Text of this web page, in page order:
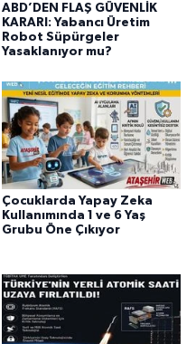
ABD’DEN FLAŞ GÜVENLİK
KARARI: Yabancı Üretim
Robot Süpürgeler
Yasaklanıyor mu?
Çocuklarda Yapay Zeka
Kullanımında 1 ve 6 Yaş
Grubu Öne Çıkıyor